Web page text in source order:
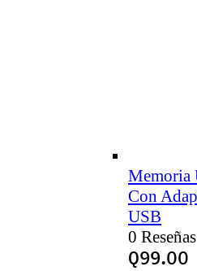
Memoria
Con
USB
0 Reseñas
Q99.00